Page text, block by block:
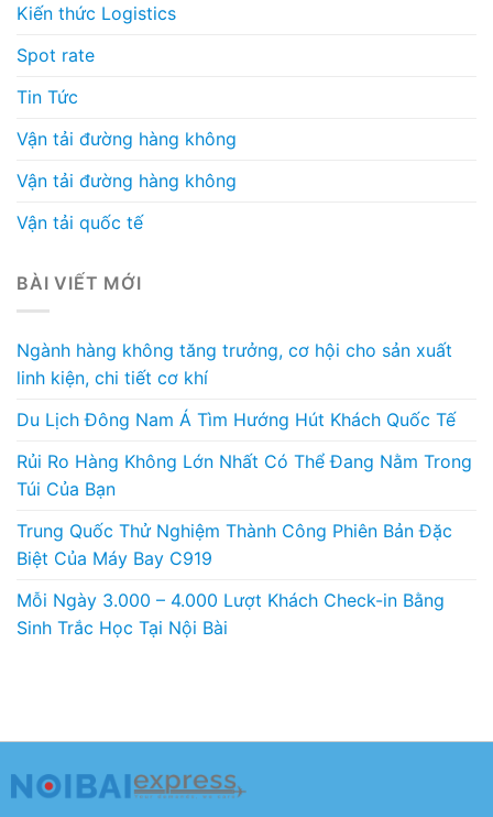
Kiến thức Logistics
Spot rate
Tin Tức
Vận tải đường hàng không
Vận tải đường hàng không
Vận tải quốc tế
BÀI VIẾT MỚI
Ngành hàng không tăng trưởng, cơ hội cho sản xuất
linh kiện, chi tiết cơ khí
Du Lịch Đông Nam Á Tìm Hướng Hút Khách Quốc Tế
Rủi Ro Hàng Không Lớn Nhất Có Thể Đang Nằm Trong
Túi Của Bạn
Trung Quốc Thử Nghiệm Thành Công Phiên Bản Đặc
Biệt Của Máy Bay C919
Mỗi Ngày 3.000 – 4.000 Lượt Khách Check-in Bằng
Sinh Trắc Học Tại Nội Bài